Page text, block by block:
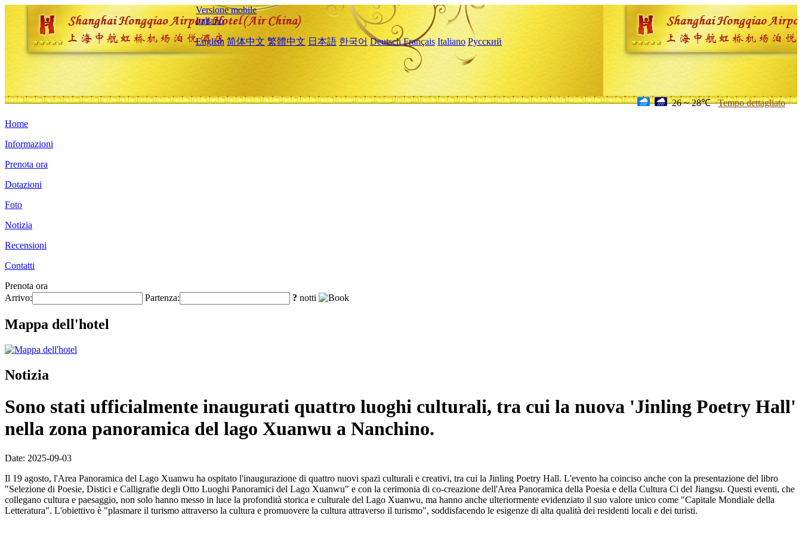
Versione mobile
Italiano
English 简体中文 繁體中文 日本語 한국어 Deutsch Français Italiano Русский
26 ~ 28℃ Tempo dettagliato
Home
Informazioni
Prenota ora
Dotazioni
Foto
Notizia
Recensioni
Contatti
Prenota ora
Arrivo:
Partenza: ? notti
Mappa dell'hotel
Notizia
Sono stati ufficialmente inaugurati quattro luoghi culturali, tra cui la nuova 'Jinling Poetry Hall'
nella zona panoramica del lago Xuanwu a Nanchino.
Date: 2025-09-03
Il 19 agosto, l'Area Panoramica del Lago Xuanwu ha ospitato l'inaugurazione di quattro nuovi spazi culturali e creativi, tra cui la Jinling Poetry Hall. L'evento ha coinciso anche con la presentazione del libro
"Selezione di Poesie, Distici e Calligrafie degli Otto Luoghi Panoramici del Lago Xuanwu" e con la cerimonia di co-creazione dell'Area Panoramica della Poesia e della Cultura Ci del Jiangsu. Questi eventi, che
collegano cultura e paesaggio, non solo hanno messo in luce la profondità storica e culturale del Lago Xuanwu, ma hanno anche ulteriormente evidenziato il suo valore unico come "Capitale Mondiale della
Letteratura". L'obiettivo è "plasmare il turismo attraverso la cultura e promuovere la cultura attraverso il turismo", soddisfacendo le esigenze di alta qualità dei residenti locali e dei turisti.